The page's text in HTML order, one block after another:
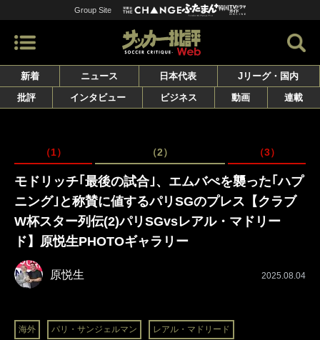
Group Site
新着 ニュース 日本代表
Jリーグ・国内
批評
インタビュー ビジネス 動画 連載
（1） （2） （3）
モドリッチ｢最後の試合｣、エムバぺを襲った｢ハプ
ニング｣と称賛に値するパリSGのプレス【クラブ
W杯スター列伝(2)パリSGvsレアル・マドリー
ド】原悦生PHOTOギャラリー
原悦生 2025.08.04
海外 パリ・サンジェルマン レアル・マドリード